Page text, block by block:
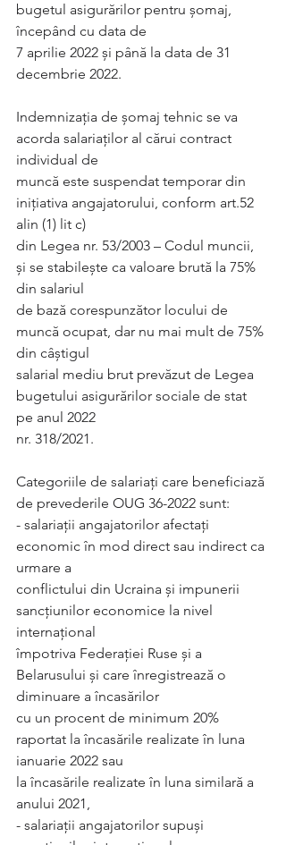
bugetul asigurărilor pentru şomaj,
începând cu data de
7 aprilie 2022 și până la data de 31
decembrie 2022.
Indemnizația de șomaj tehnic se va
acorda salariaților al cărui contract
individual de
muncă este suspendat temporar din
iniţiativa angajatorului, conform art.52
alin (1) lit c)
din Legea nr. 53/2003 – Codul muncii,
și se stabilește ca valoare brută la 75%
din salariul
de bază corespunzător locului de
muncă ocupat, dar nu mai mult de 75%
din câştigul
salarial mediu brut prevăzut de Legea
bugetului asigurărilor sociale de stat
pe anul 2022
nr. 318/2021.
Categoriile de salariaţi care beneficiază
de prevederile OUG 36-2022 sunt:
- salariaţii angajatorilor afectaţi
economic în mod direct sau indirect ca
urmare a
conflictului din Ucraina și impunerii
sancțiunilor economice la nivel
internațional
împotriva Federaţiei Ruse şi a
Belarusului şi care înregistrează o
diminuare a încasărilor
cu un procent de minimum 20%
raportat la încasările realizate în luna
ianuarie 2022 sau
la încasările realizate în luna similară a
anului 2021,
- salariaţii angajatorilor supuşi